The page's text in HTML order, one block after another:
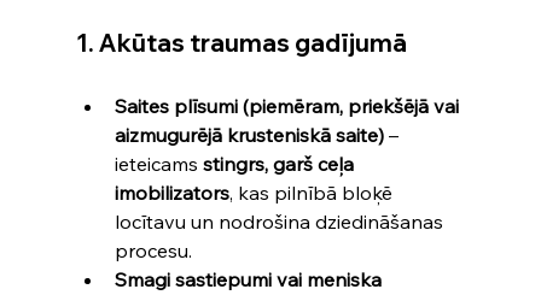
1. Akūtas traumas gadījumā
Saites plīsumi (piemēram, priekšējā vai
aizmugurējā krusteniskā saite) –
ieteicams stingrs, garš ceļa
imobilizators, kas pilnībā bloķē
locītavu un nodrošina dziedināšanas
procesu.
Smagi sastiepumi vai meniska